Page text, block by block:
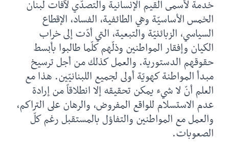
خدمة لأسمى القيم الإنسانية والتصدّي لآفات لبنان
الخمس الأساسيّة وهي الطائفية، الفساد، الإقطاع
السياسي، الزبائنيّة والتبعية، التي أدّت إلى خراب
الكيان وإفقار المواطنين وذلّهم كلّما طالبوا بأبسط
حقوقهم الدستورية. والعمل كذلك من أجل ترسيخ
مبدأ المواطنة كهويّة أولى لجميع اللبنانيّين. هذا مع
العلم أنّ لا شيء يمكن تحقيقه إلا انطلاقاً من إرادة
عدم الاستسلام للواقع المفروض، والرهان على التراكم،
والعمل مع المواطنين والتفاؤل بالمستقبل رغم كلّ
الصعوبات.